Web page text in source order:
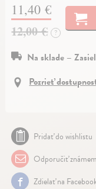
11,40 €
12,00 € ?
Na sklade –
Pozrieť
Pridať do wishlistu
Odporučiť
Zdielať na